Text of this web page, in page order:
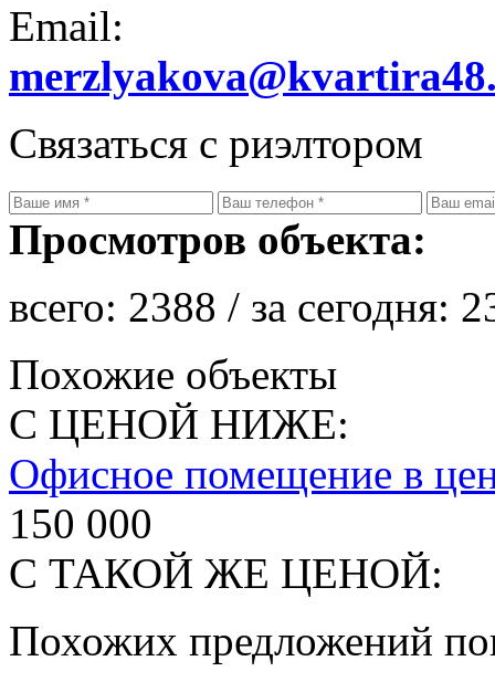
Email:
Связаться с риэлтором
Просмотров объекта:
всего: 2388 / за сегодня:
Похожие объекты
С ЦЕНОЙ НИЖЕ:
Офисное помещение в
150 000
С ТАКОЙ ЖЕ ЦЕНОЙ:
Похожих предложений